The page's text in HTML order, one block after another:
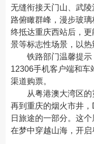
无缝衔接天门山、武
路俯瞰群峰，漫步玻璃
终抵达重庆西站后，
景等标志性场景，以热
铁路部门温馨提
12306手机客户端和车
渠道购票。
从粤港澳大湾区
再到重庆的烟火市井
日旅途的一部分。这个
在梦中穿越山海，开启